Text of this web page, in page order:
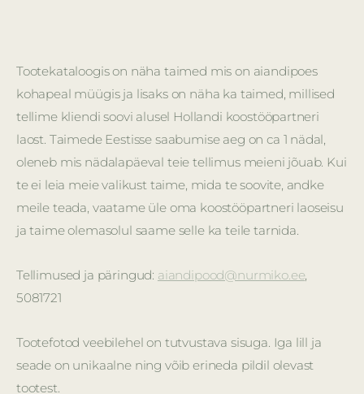
Tootekataloogis on näha taimed mis on aiandipoes
kohapeal müügis ja lisaks on näha ka taimed, millised
tellime kliendi soovi alusel Hollandi koostööpartneri
laost. Taimede Eestisse saabumise aeg on ca 1 nädal,
oleneb mis nädalapäeval teie tellimus meieni jõuab. Kui
te ei leia meie valikust taime, mida te soovite, andke
meile teada, vaatame üle oma koostööpartneri laoseisu
ja taime olemasolul saame selle ka teile tarnida.
Tellimused ja päringud: aiandipood@nurmiko.ee
5081721
Tootefotod veebilehel on tutvustava sisuga. Iga lill ja
seade on unikaalne ning võib erineda pildil olevast
tootest.